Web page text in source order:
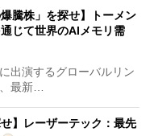
騰株」を探せ】トーメン
じて世界のAIメモリ需
出演するグローバルリン
最新…
】レーザーテック：最先